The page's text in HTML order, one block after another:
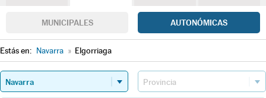
MUNICIPALES AUTONÓMICAS
Estás en: Navarra » Elgorriaga